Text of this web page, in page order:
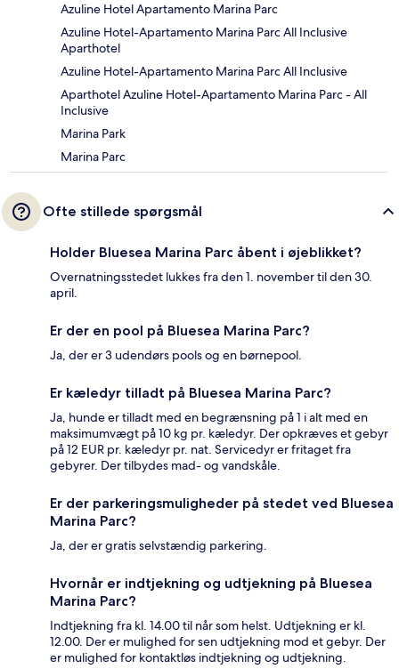
Azuline Hotel Apartamento Marina Parc
Azuline Hotel-Apartamento Marina Parc All Inclusive
Aparthotel
Azuline Hotel-Apartamento Marina Parc All Inclusive
Aparthotel Azuline Hotel-Apartamento Marina Parc - All
Inclusive
Marina Park
Marina Parc
Ofte stillede spørgsmål
Holder Bluesea Marina Parc åbent i øjeblikket?
Overnatningsstedet lukkes fra den 1. november til den 30.
april.
Er der en pool på Bluesea Marina Parc?
Ja, der er 3 udendørs pools og en børnepool.
Er kæledyr tilladt på Bluesea Marina Parc?
Ja, hunde er tilladt med en begrænsning på 1 i alt med en
maksimumvægt på 10 kg pr. kæledyr. Der opkræves et gebyr
på 12 EUR pr. kæledyr pr. nat. Servicedyr er fritaget fra
gebyrer. Der tilbydes mad- og vandskåle.
Er der parkeringsmuligheder på stedet ved Bluesea
Marina Parc?
Ja, der er gratis selvstændig parkering.
Hvornår er indtjekning og udtjekning på Bluesea
Marina Parc?
Indtjekning fra kl. 14.00 til når som helst. Udtjekning er kl.
12.00. Der er mulighed for sen udtjekning mod et gebyr. Der
er mulighed for kontaktløs indtjekning og udtjekning.